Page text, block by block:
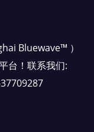
Bluewave™ ）
台！联系我们: